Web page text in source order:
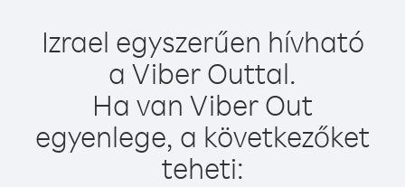
Izrael egyszerűen hívható
a Viber Outtal.
Ha van Viber Out
egyenlege, a következőket
teheti: